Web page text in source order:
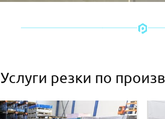
Услуги резки по